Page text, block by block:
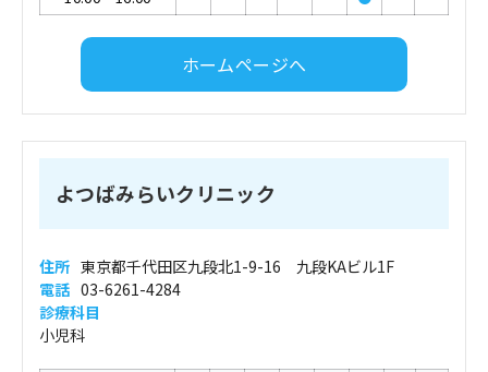
ホームページへ
よつばみらいクリニック
住所 東京都千代田区九段北1-9-16 九段KAビル1F
電話 03-6261-4284
診療科目
小児科